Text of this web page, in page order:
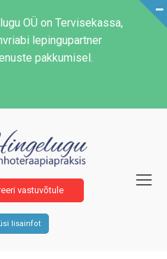
OÜ on Tervisekassa,
lepingupartner
pakkumisel.
vastuvõtule
lisainfot